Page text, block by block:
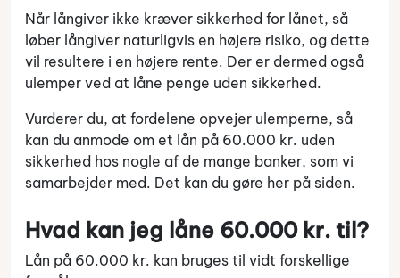
Når långiver ikke kræver sikkerhed for lånet, så
løber långiver naturligvis en højere risiko, og dette
vil resultere i en højere rente. Der er dermed også
ulemper ved at låne penge uden sikkerhed.
Vurderer du, at fordelene opvejer ulemperne, så
kan du anmode om et lån på 60.000 kr. uden
sikkerhed hos nogle af de mange banker, som vi
samarbejder med. Det kan du gøre her på siden.
Hvad kan jeg låne 60.000 kr. til?
Lån på 60.000 kr. kan bruges til vidt forskellige